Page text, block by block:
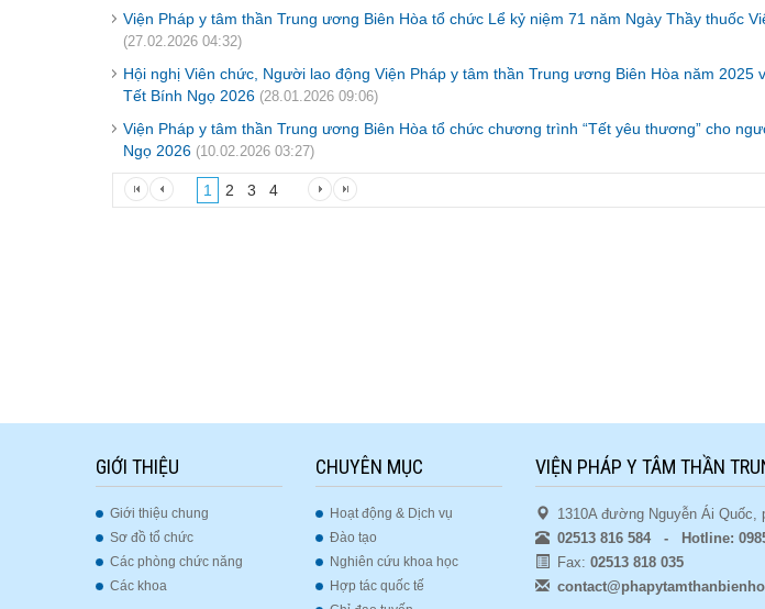
Viện Pháp y tâm thần Trung ương Biên Hòa tổ chức Lể kỷ niệm 71 năm Ngày Thầy thuốc
(27.02.2026 04:32)
Hội nghị Viên chức, Người lao động Viện Pháp y tâm thần Trung ương Biên Hòa năm 2025
Tết Bính Ngọ 2026 (28.01.2026 09:06)
Viện Pháp y tâm thần Trung ương Biên Hòa tổ chức chương trình “Tết yêu thương” cho
Ngọ 2026 (10.02.2026 03:27)
1 2 3 4
GIỚI THIỆU
Giới thiệu chung
Sơ đồ tổ chức
Các phòng chức năng
Các khoa
CHUYÊN MỤC
Hoạt động & Dịch vụ
Đào tạo
Nghiên cứu khoa học
Hợp tác quốc tế
VIỆN PHÁP Y TÂM THẦN
1310A đường Nguyễn Ái Quốc,
02513 816 584 - Hotline:
Fax: 02513 818 035